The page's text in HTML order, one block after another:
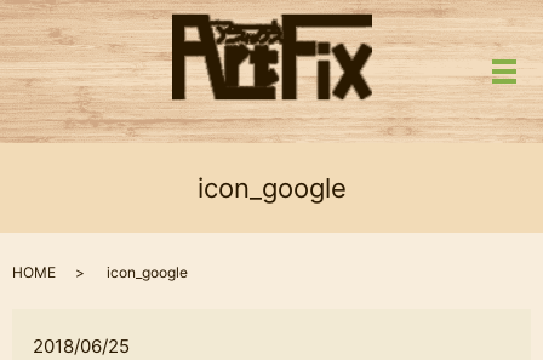
メ
icon_google
HOME icon_google
2018/06/25